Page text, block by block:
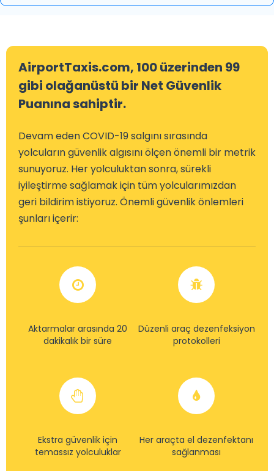
AirportTaxis.com, 100 üzerinden 99
gibi olağanüstü bir Net Güvenlik
Puanına sahiptir.
Devam eden COVID-19 salgını sırasında
yolcuların güvenlik algısını ölçen önemli bir metrik
sunuyoruz. Her yolculuktan sonra, sürekli
iyileştirme sağlamak için tüm yolcularımızdan
geri bildirim istiyoruz. Önemli güvenlik önlemleri
şunları içerir:
Aktarmalar arasında 20
dakikalık bir süre
Düzenli araç dezenfeksiyon
protokolleri
Ekstra güvenlik için
temassız yolculuklar
Her araçta el dezenfektanı
sağlanması